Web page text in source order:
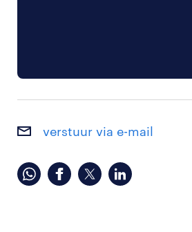
verstuur via e-mail